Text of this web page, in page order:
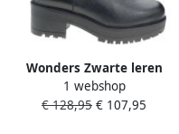
Wonders Zwarte leren
enkellaars met elastische
zijpanelen
1 webshop
€ 128,95 € 107,95